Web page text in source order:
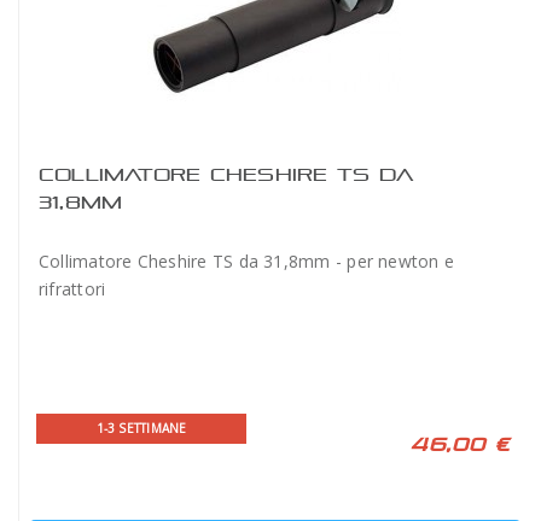
COLLIMATORE CHESHIRE TS DA
31,8MM
Collimatore Cheshire TS da 31,8mm - per newton e
rifrattori
1-3 SETTIMANE
46,00 €